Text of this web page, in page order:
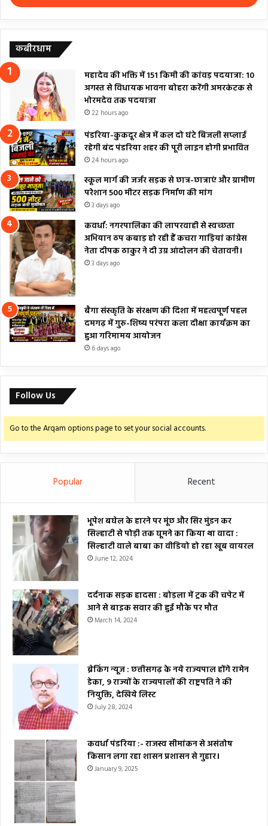
कबीरधाम
महादेव की भक्ति में 151 किमी की कांवड़ पदयात्रा: 10
अगस्त से विधायक भावना बोहरा करेंगी अमरकंटक से
भोरमदेव तक पदयात्रा
22 hours ago
पंडरिया-कुकदूर क्षेत्र में कल दो घंटे बिजली सप्लाई
रहेगी बंद पंडरिया शहर की पूरी लाइन होगी प्रभावित
24 hours ago
स्कूल मार्ग की जर्जर सड़क से छात्र-छात्राएं और ग्रामीण
परेशान 500 मीटर सड़क निर्माण की मांग
3 days ago
कवर्धा: नगरपालिका की लापरवाही से स्वच्छता
अभियान ठप कबाड़ हो रही हैं कचरा गाड़ियां कांग्रेस
नेता दीपक ठाकुर ने दी उग्र आंदोलन की चेतावनी।
3 days ago
बैगा संस्कृति के संरक्षण की दिशा में महत्वपूर्ण पहल
दमगढ़ में गुरु-शिष्य परंपरा कला दीक्षा कार्यक्रम का
हुआ गरिमामय आयोजन
6 days ago
Follow Us
Go to the Arqam options page to set your social accounts.
Popular Recent
भूपेश बघेल के हारने पर मूंछ और सिर मुंडन कर
सिल्हाटी से पोड़ी तक घूमने का किया था वादा :
सिल्हाटी वाले बाबा का वीडियो हो रहा खूब वायरल
June 12, 2024
दर्दनाक सड़क हादसा : बोड़ला में ट्रक की चपेट में
आने से बाइक सवार की हुई मौके पर मौत
March 14, 2024
ब्रेकिंग न्यूज : छत्तीसगढ़ के नये राज्यपाल होंगे रामेन
डेका, 9 राज्यों के राज्यपालों की राष्ट्रपति ने की
नियुक्ति, देखिये लिस्ट
July 28, 2024
कवर्धा पंडरिया :- राजस्व सीमांकन से असंतोष
किसान लगा रहा शासन प्रशासन से गुहार।
January 9, 2025